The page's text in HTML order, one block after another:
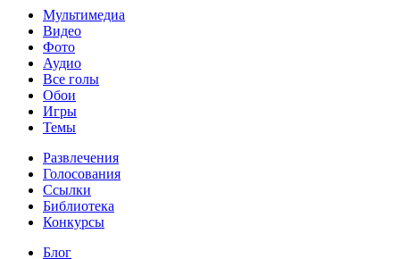
Мультимедиа
Видео
Фото
Аудио
Все голы
Обои
Игры
Темы
Развлечения
Голосования
Ссылки
Библиотека
Конкурсы
Блог